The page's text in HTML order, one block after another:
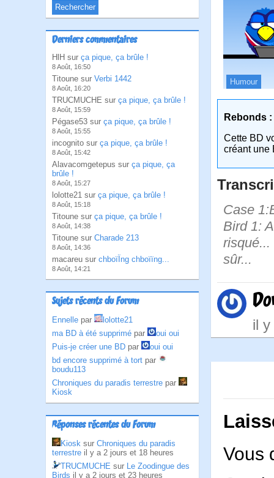
Derniers commentaires
HlH sur ça pique, ça brûle !
8 Août, 16:50
Titoune sur Verbi 1442
8 Août, 16:20
TRUCMUCHE sur ça pique, ça brûle !
8 Août, 15:59
Pégase53 sur ça pique, ça brûle !
8 Août, 15:55
incognito sur ça pique, ça brûle !
8 Août, 15:42
Alavacomgetepus sur ça pique, ça
brûle !
8 Août, 15:27
lolotte21 sur ça pique, ça brûle !
8 Août, 15:18
Titoune sur ça pique, ça brûle !
8 Août, 14:38
Titoune sur Charade 213
8 Août, 14:36
macareu sur chboïÏng chboïïng...
8 Août, 14:21
Sujets récents du Forum
Ennelle par
lolotte21
ma BD à été supprimé par
oui oui
Puis-je créer une BD par
oui oui
bd encore supprimé à tort par
boudu113
Chroniques du paradis terrestre par
Kiosk
Réponses récentes du Forum
Kiosk sur Chroniques du paradis
terrestre il y a 2 jours et 18 heures
TRUCMUCHE sur Le Zoodingue des
Birds il y a 2 jours et 23 heures
Humour
Rebonds :
Cette BD
créant une
Case
Bird 1:
sûr...
il
Vous